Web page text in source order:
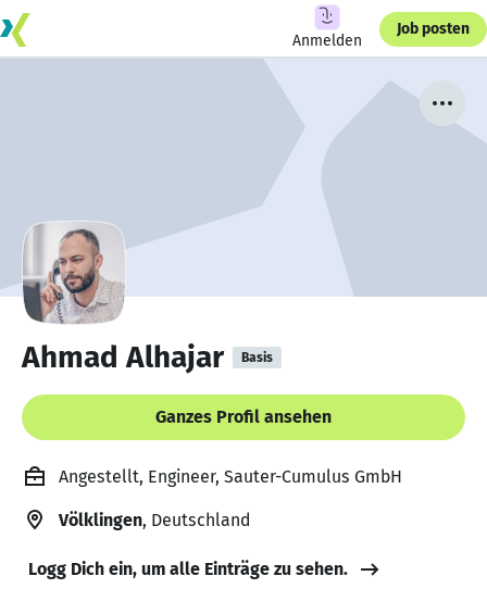
Anmelden
Job posten
Ahmad Alhajar Basis
Ganzes Profil ansehen
Angestellt, Engineer, Sauter-Cumulus GmbH
Völklingen, Deutschland
Logg Dich ein, um alle Einträge zu sehen.